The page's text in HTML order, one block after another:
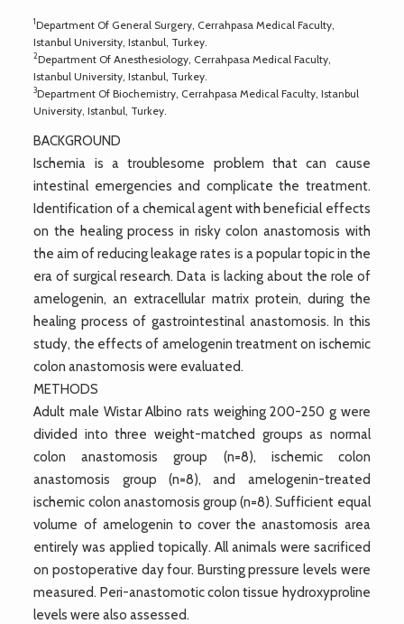
1Department Of General Surgery, Cerrahpasa Medical Faculty,
Istanbul University, Istanbul, Turkey.
2Department Of Anesthesiology, Cerrahpasa Medical Faculty,
Istanbul University, Istanbul, Turkey.
3Department Of Biochemistry, Cerrahpasa Medical Faculty, Istanbul
University, Istanbul, Turkey.
BACKGROUND
Ischemia is a troublesome problem that can cause
intestinal emergencies and complicate the treatment.
Identification of a chemical agent with beneficial effects
on the healing process in risky colon anastomosis with
the aim of reducing leakage rates is a popular topic in the
era of surgical research. Data is lacking about the role of
amelogenin, an extracellular matrix protein, during the
healing process of gastrointestinal anastomosis. In this
study, the effects of amelogenin treatment on ischemic
colon anastomosis were evaluated.
METHODS
Adult male Wistar Albino rats weighing 200-250 g were
divided into three weight-matched groups as normal
colon anastomosis group (n=8), ischemic colon
anastomosis group (n=8), and amelogenin-treated
ischemic colon anastomosis group (n=8). Sufficient equal
volume of amelogenin to cover the anastomosis area
entirely was applied topically. All animals were sacrificed
on postoperative day four. Bursting pressure levels were
measured. Peri-anastomotic colon tissue hydroxyproline
levels were also assessed.